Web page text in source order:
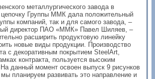
металлургического завода в
цепочку Группы ММК дала положительный
компаний, так и для самого завода, –
директор ПАО «ММК» Павел Шиляев, –
расширить продуктовую линейку
новые виды продукции. Производство
с декоративным покрытием SteelArt,
контракта, пользуется высоким
данный момент освоен выпуск 9 рисунков
мы планируем развивать это направление и